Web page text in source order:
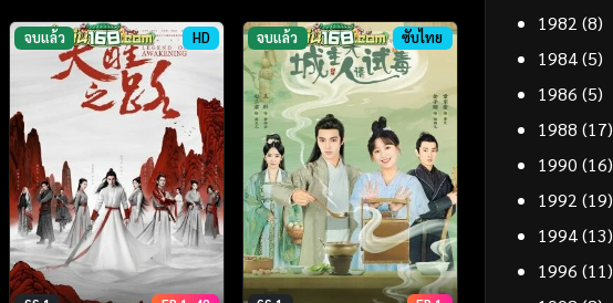
จบแล้ว HD จบแล้ว ซับไทย
1982 (8)
1984(5)
1986 (5)
1988 (17)
1990 (16)
1992 (19)
1994(13)
1996 (11)